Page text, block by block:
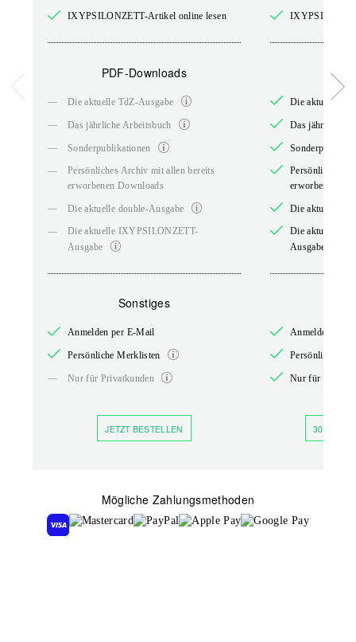
IXYPSILONZETT-Artikel online lesen
PDF-Downloads
— Die aktuelle TdZ-Ausgabe
— Das jährliche Arbeitsbuch
— Sonderpublikationen
—
Persönliches Archiv mit allen bereits
erworbenen Downloads
— Die aktuelle double-Ausgabe
—
Die aktuelle IXYPSILONZETT-
Ausgabe
Sonstiges
Anmelden per E-Mail
Persönliche Merklisten
— Nur für Privatkunden
JETZT BESTELLEN
Die aktuelle
Das jährliche
Persönliches
erworbenen
Die aktuelle
Die aktuelle
Ausgabe
Anmelden per
Persönliche
Nur für
30 TAGE
Mögliche Zahlungsmethoden